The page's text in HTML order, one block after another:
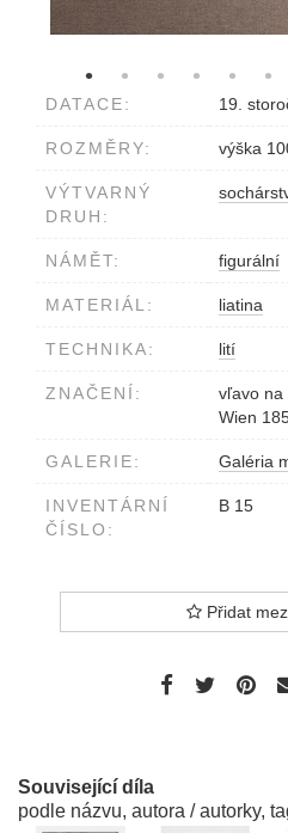
DATACE: 19.
ROZMĚRY: výška
VÝTVARNÝ
DRUH:
NÁMĚT: figurální
MATERIÁL: liatina
TECHNIKA: lití
ZNAČENÍ:
vľavo na
Wien
GALERIE: Galéria
INVENTÁRNÍ
ČÍSLO:
B 15
Přidat
Související díla
podle názvu, autora / autorky,